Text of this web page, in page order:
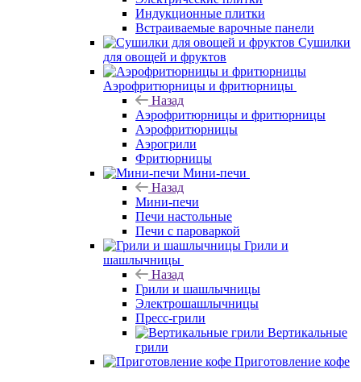
Индукционные плитки
Встраиваемые варочные панели
Сушилки
для овощей и фруктов
Аэрофритюрницы и фритюрницы
Назад
Аэрофритюрницы и фритюрницы
Аэрофритюрницы
Аэрогрили
Фритюрницы
Мини-печи
Назад
Мини-печи
Печи настольные
Печи с пароваркой
Грили и
шашлычницы
Назад
Грили и шашлычницы
Электрошашлычницы
Пресс-грили
Вертикальные
грили
Приготовление кофе